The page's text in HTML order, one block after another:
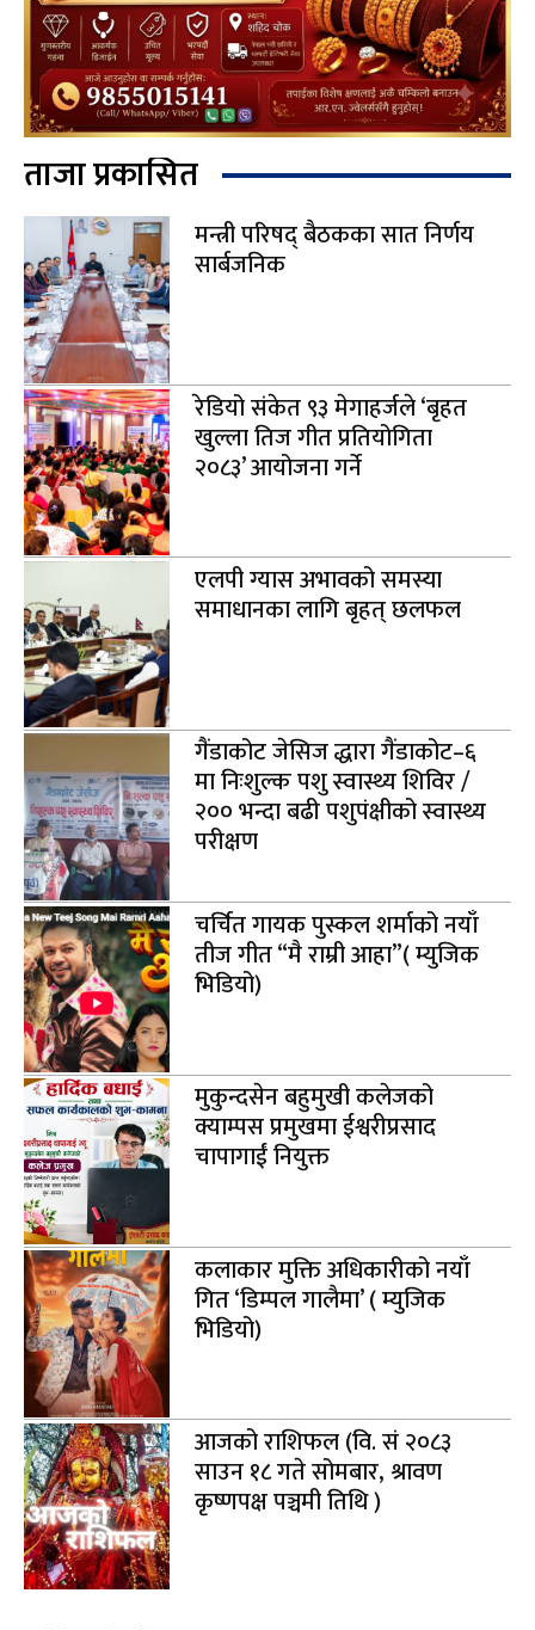
ताजा प्रकासित
मन्त्री परिषद् बैठकका सात निर्णय
सार्बजनिक
रेडियो संकेत ९३ मेगाहर्जले ‘बृहत
खुल्ला तिज गीत प्रतियोगिता
२०८३’ आयोजना गर्ने
एलपी ग्यास अभावको समस्या
समाधानका लागि बृहत् छलफल
गैंडाकोट जेसिज द्धारा गैंडाकोट–६
मा निःशुल्क पशु स्वास्थ्य शिविर /
२०० भन्दा बढी पशुपंक्षीको स्वास्थ्य
परीक्षण
चर्चित गायक पुस्कल शर्माको नयाँ
तीज गीत “मै राम्री आहा”( म्युजिक
भिडियो)
मुकुन्दसेन बहुमुखी कलेजको
क्याम्पस प्रमुखमा ईश्वरीप्रसाद
चापागाईं नियुक्त
कलाकार मुक्ति अधिकारीको नयाँ
गित ‘डिम्पल गालैमा’ ( म्युजिक
भिडियो)
आजको राशिफल (वि. सं २०८३
साउन १८ गते सोमबार, श्रावण
कृष्णपक्ष पञ्चमी तिथि )